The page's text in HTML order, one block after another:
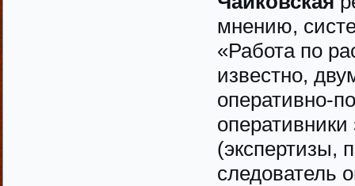
мнению,
«Работа по
известно,
оперативно-
(экспертизы,
следователь